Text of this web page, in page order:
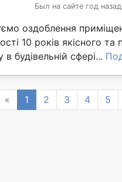
Был на сайте год назад
оздоблення
10 років якісного та
в будівельній сфері...
« Previous
1 2 3 4 5